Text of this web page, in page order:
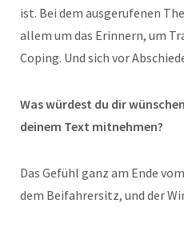
ist. Bei dem ausgerufenen
allem um das Erinnern, um
Coping. Und sich vor
Was würdest du dir
deinem Text mitnehmen?
Das Gefühl ganz am Ende
dem Beifahrersitz, und der